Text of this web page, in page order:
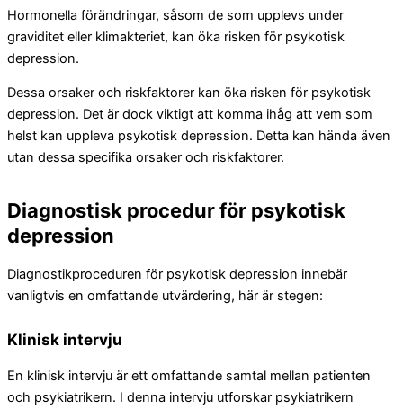
Hormonella förändringar, såsom de som upplevs under
graviditet eller klimakteriet, kan öka risken för psykotisk
depression.
Dessa orsaker och riskfaktorer kan öka risken för psykotisk
depression. Det är dock viktigt att komma ihåg att vem som
helst kan uppleva psykotisk depression. Detta kan hända även
utan dessa specifika orsaker och riskfaktorer.
Diagnostisk procedur för psykotisk
depression
Diagnostikproceduren för psykotisk depression innebär
vanligtvis en omfattande utvärdering, här är stegen:
Klinisk intervju
En klinisk intervju är ett omfattande samtal mellan patienten
och psykiatrikern. I denna intervju utforskar psykiatrikern